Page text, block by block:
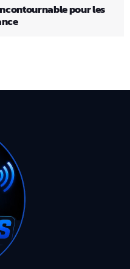
pour les